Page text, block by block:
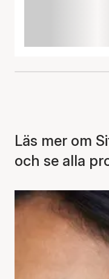
Läs mer om
och se alla